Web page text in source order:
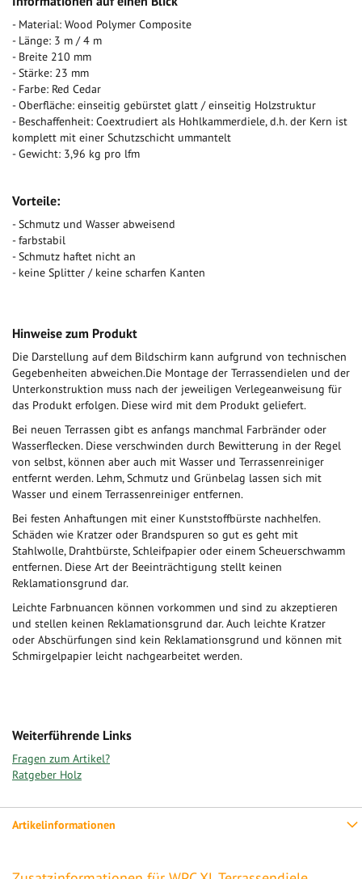
- Material: Wood Polymer Composite
- Länge: 3 m / 4 m
- Breite 210 mm
- Stärke: 23 mm
- Farbe: Red Cedar
- Oberfläche: einseitig gebürstet glatt / einseitig Holzstruktur
- Beschaffenheit: Coextrudiert als Hohlkammerdiele, d.h. der Kern ist
komplett mit einer Schutzschicht ummantelt
- Gewicht: 3,96 kg pro lfm
Vorteile:
- Schmutz und Wasser abweisend
- farbstabil
- Schmutz haftet nicht an
- keine Splitter / keine scharfen Kanten
Hinweise zum Produkt
Die Darstellung auf dem Bildschirm kann aufgrund von technischen
Gegebenheiten abweichen.Die Montage der Terrassendielen und der
Unterkonstruktion muss nach der jeweiligen Verlegeanweisung für
das Produkt erfolgen. Diese wird mit dem Produkt geliefert.
Bei neuen Terrassen gibt es anfangs manchmal Farbränder oder
Wasserflecken. Diese verschwinden durch Bewitterung in der Regel
von selbst, können aber auch mit Wasser und Terrassenreiniger
entfernt werden. Lehm, Schmutz und Grünbelag lassen sich mit
Wasser und einem Terrassenreiniger entfernen.
Bei festen Anhaftungen mit einer Kunststoffbürste nachhelfen.
Schäden wie Kratzer oder Brandspuren so gut es geht mit
Stahlwolle, Drahtbürste, Schleifpapier oder einem Scheuerschwamm
entfernen. Diese Art der Beeinträchtigung stellt keinen
Reklamationsgrund dar.
Leichte Farbnuancen können vorkommen und sind zu akzeptieren
und stellen keinen Reklamationsgrund dar. Auch leichte Kratzer
oder Abschürfungen sind kein Reklamationsgrund und können mit
Schmirgelpapier leicht nachgearbeitet werden.
Weiterführende Links
Fragen zum Artikel?
Ratgeber Holz
Artikelinformationen